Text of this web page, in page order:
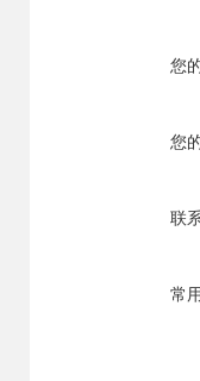
您
您
联
常